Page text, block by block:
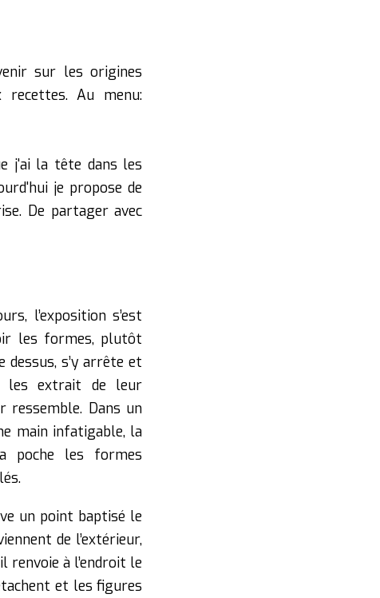
sur les origines
Au menu:
j'ai la tête dans les
je propose de
De partager avec
l’exposition s’est
les formes, plutôt
dessus, s’y arrête et
les extrait de leur
ressemble. Dans un
main infatigable, la
poche les formes
un point baptisé le
de l’extérieur,
renvoie à l’endroit le
et les figures